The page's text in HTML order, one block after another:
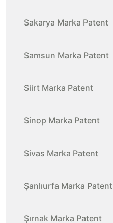
Sakarya Marka Patent
Samsun Marka Patent
Siirt Marka Patent
Sinop Marka Patent
Sivas Marka Patent
Şanlıurfa Marka Patent
Şırnak Marka Patent